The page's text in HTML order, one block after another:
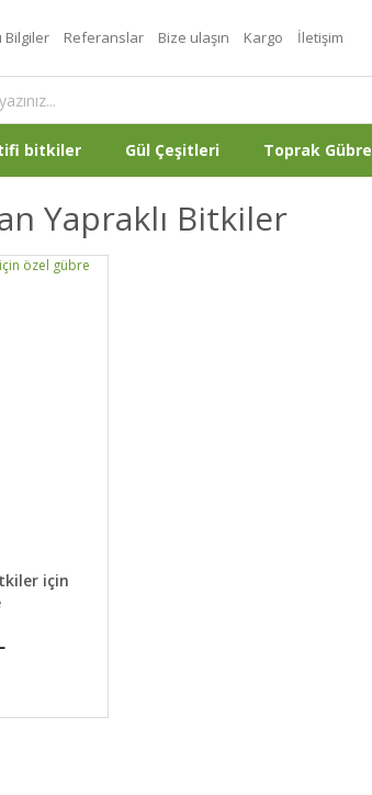
Bilgiler Referanslar Bize ulaşın Kargo İletişim
bitkiler Gül Çeşitleri Toprak Gübre
Yapraklı Bitkiler
EKLE
için